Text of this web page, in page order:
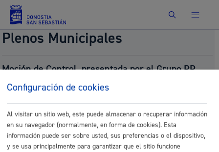
Buscar
Plenos Municipales
Moción de Control, presentada por el Grupo PP,
sobre taxis.
Número:2025/703
Presentado por:Grupo PP Taldea
Presentado el:07/18/2025
Fecha del pleno:07/24/2025
Tipo:Moción de Control
Resultado:No Aprobado (gehiengoa / mayoría)
Configuración de cookies
Al visitar un sitio web, este puede almacenar o recuperar información
en su navegador (normalmente, en forma de cookies). Esta
información puede ser sobre usted, sus preferencias o el dispositivo,
y se usa principalmente para garantizar que el sitio funcione